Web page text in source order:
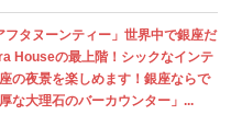
フタヌーンティー」世界中で銀座だ
Houseの最上階！シックなインテ
の夜景を楽しめます！銀座ならで
な大理石のバーカウンター」...